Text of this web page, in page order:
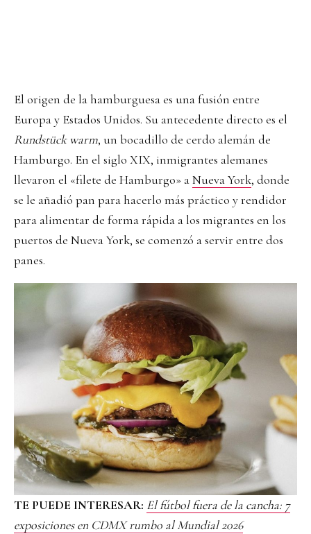
El origen de la hamburguesa es una fusión entre
Europa y Estados Unidos. Su antecedente directo es el
Rundstück warm, un bocadillo de cerdo alemán de
Hamburgo. En el siglo XIX, inmigrantes alemanes
llevaron el «filete de Hamburgo» aNueva York, donde
se le añadió pan para hacerlo más práctico y rendidor
para alimentar de forma rápida a los migrantes en los
puertos de Nueva York, se comenzó a servir entre dos
panes.
TE PUEDE INTERESAR: El fútbol fuera de la cancha: 7
exposiciones en CDMX rumbo al Mundial 2026